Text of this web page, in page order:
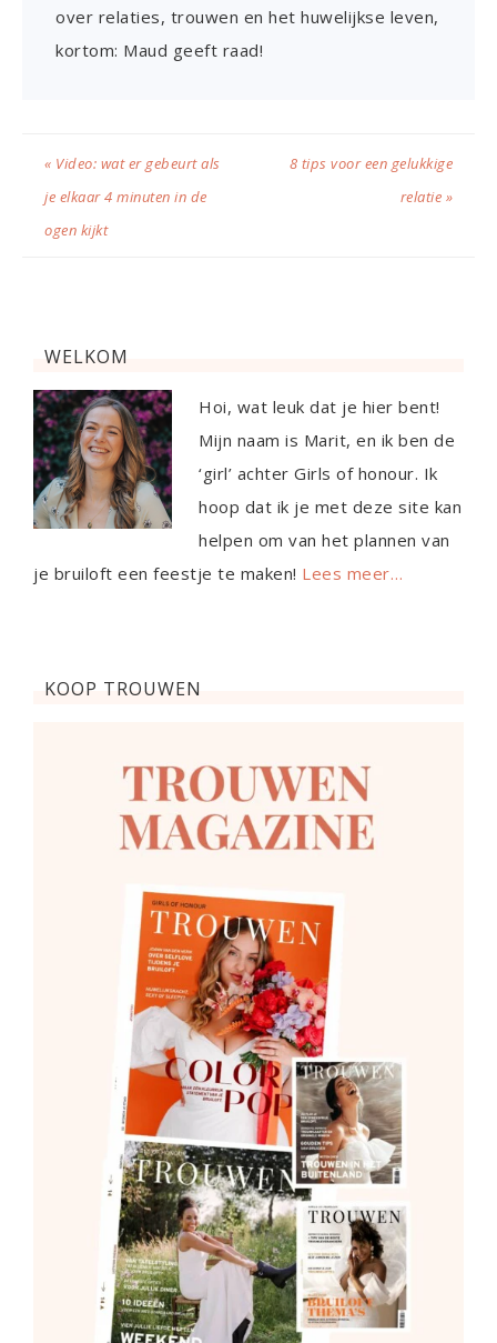
over relaties, trouwen en het huwelijkse leven,
kortom: Maud geeft raad!
« Video: wat er gebeurt als
je elkaar 4 minuten in de
ogen kijkt
8 tips voor een gelukkige
relatie »
WELKOM
Hoi, wat leuk dat je hier bent!
Mijn naam is Marit, en ik ben de
‘girl’ achter Girls of honour. Ik
hoop dat ik je met deze site kan
helpen om van het plannen van
je bruiloft een feestje te maken! Lees meer…
KOOP TROUWEN